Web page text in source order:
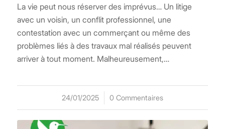
La vie peut nous réserver des imprévus… Un litige
avec un voisin, un conflit professionnel, une
contestation avec un commerçant ou même des
problèmes liés à des travaux mal réalisés peuvent
arriver à tout moment. Malheureusement,…
24/01/2025
/ 0 Commentaires